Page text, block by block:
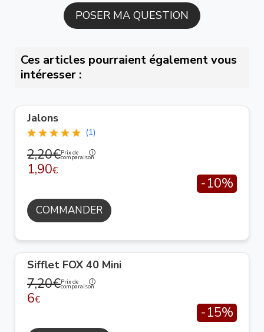
Ces articles pourraient également vous
intéresser :
Jalons
(1)
2,20€Prix de
comparaison
1,90€
-10%
COMMANDER
Sifflet FOX 40 Mini
7,20€Prix de
comparaison
6€
-15%